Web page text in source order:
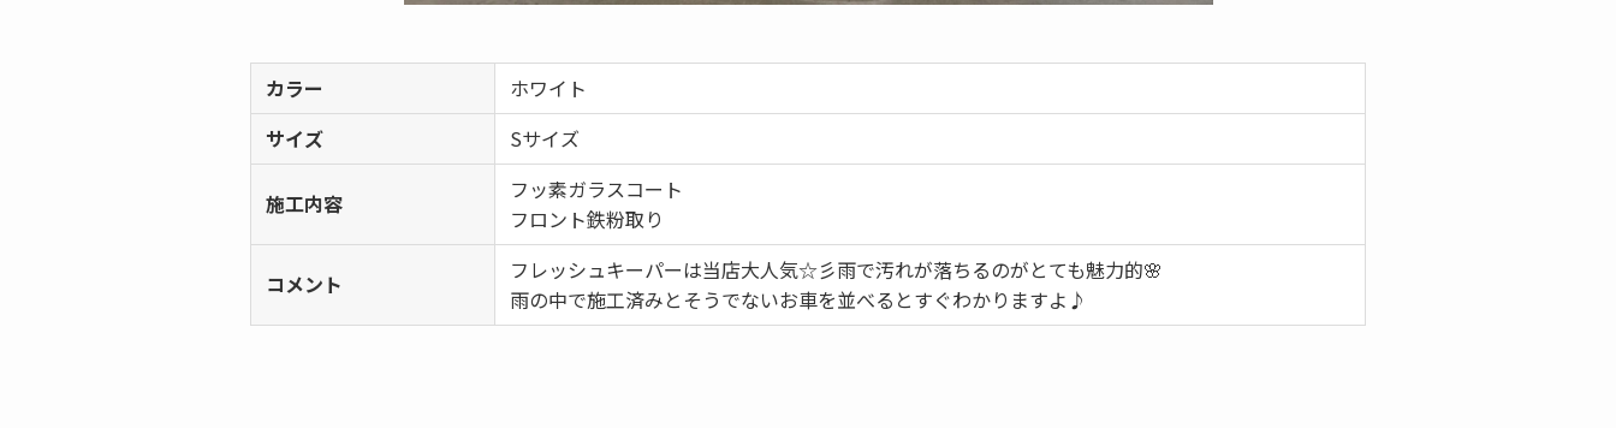
カラー
ホワイト
サイズ
Sサイズ
施工内容
フッ素ガラスコート
フロント鉄粉取り
コメント
フレッシュキーパーは当店大人気☆彡雨で汚れが落ちるのがとても魅力的🌸
雨の中で施工済みとそうでないお車を並べるとすぐわかりますよ♪